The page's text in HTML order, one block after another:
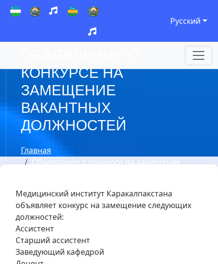
Русский
КОНКУРСЕ НА
ЗАМЕЩЕНИЕ
ВАКАНТНЫХ
ДОЛЖНОСТЕЙ
Главная
Объявление о конкурсе на замещение
Медицинский институт Каракалпакстана
объявляет конкурс на замещение следующих
должностей:
Ассистент
Старший ассистент
Заведующий кафедрой